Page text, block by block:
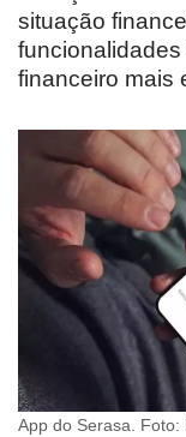
situação
financeiro mais
App do Serasa. Foto: